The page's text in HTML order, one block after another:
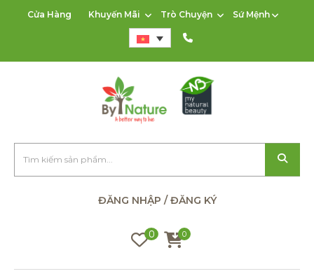
Cửa Hàng Khuyến Mãi Trò Chuyện Sứ Mệnh
ĐĂNG NHẬP / ĐĂNG KÝ
0 0